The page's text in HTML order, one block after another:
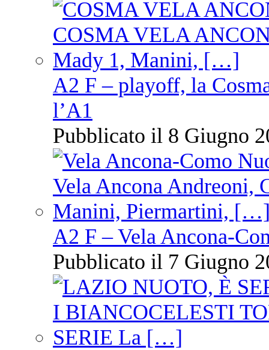
A2 F – playoff, la
l’A1
Pubblicato il 8 Giugno
A2 F – Vela Ancona-
Pubblicato il 7 Giugno